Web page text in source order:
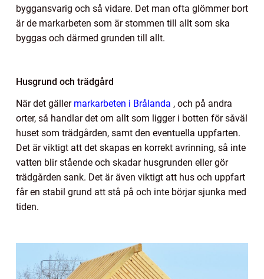
byggansvarig och så vidare. Det man ofta glömmer bort
är de markarbeten som är stommen till allt som ska
byggas och därmed grunden till allt.
Husgrund och trädgård
När det gäller markarbeten i Brålanda , och på andra
orter, så handlar det om allt som ligger i botten för såväl
huset som trädgården, samt den eventuella uppfarten.
Det är viktigt att det skapas en korrekt avrinning, så inte
vatten blir stående och skadar husgrunden eller gör
trädgården sank. Det är även viktigt att hus och uppfart
får en stabil grund att stå på och inte börjar sjunka med
tiden.